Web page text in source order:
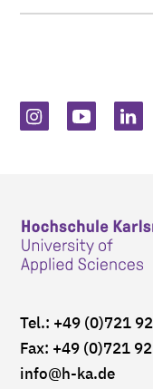
Tel.: +49 (0)721
Fax: +49 (0)721
info@h-ka.de